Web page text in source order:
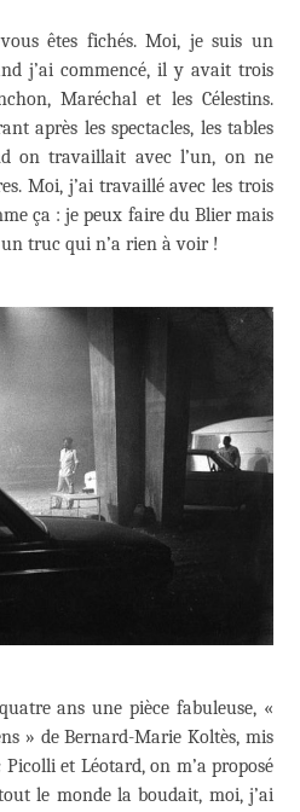
êtes fichés. Moi, je suis un
j’ai commencé, il y avait trois
Maréchal et les Célestins.
après les spectacles, les tables
on travaillait avec l’un, on ne
Moi, j’ai travaillé avec les trois
ça : je peux faire du Blier mais
truc qui n’a rien à voir !
ans une pièce fabuleuse, «
» de Bernard-Marie Koltès, mis
et Léotard, on m’a proposé
le monde la boudait, moi, j’ai